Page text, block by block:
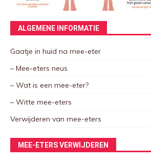
ALGEMENE INFORMATIE
Gaatje in huid na mee-eter
– Mee-eters neus
– Wat is een mee-eter?
– Witte mee-eters
Verwijderen van mee-eters
MEE-ETERS VERWIJDEREN